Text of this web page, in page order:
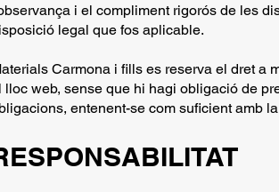
i el compliment rigorós de les
legal que fos aplicable.
Carmona i fills es reserva el dret a
lloc web, sense que hi hagi obligació de
entenent-se com suficient amb